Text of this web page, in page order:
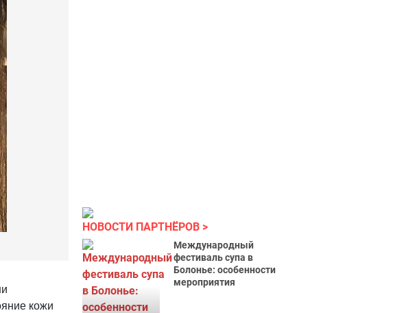
кожи
НОВОСТИ ПАРТНЁРОВ
Международный
фестиваль супа в
Болонье: особенности
мероприятия